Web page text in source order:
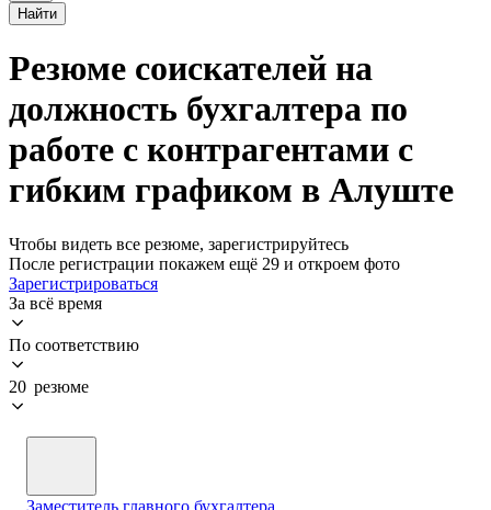
Найти
Резюме соискателей на
должность бухгалтера по
работе с контрагентами с
гибким графиком в Алуште
Чтобы видеть все резюме, зарегистрируйтесь
После регистрации покажем ещё 29 и откроем фото
Зарегистрироваться
За всё время
По соответствию
20 резюме
Заместитель главного бухгалтера